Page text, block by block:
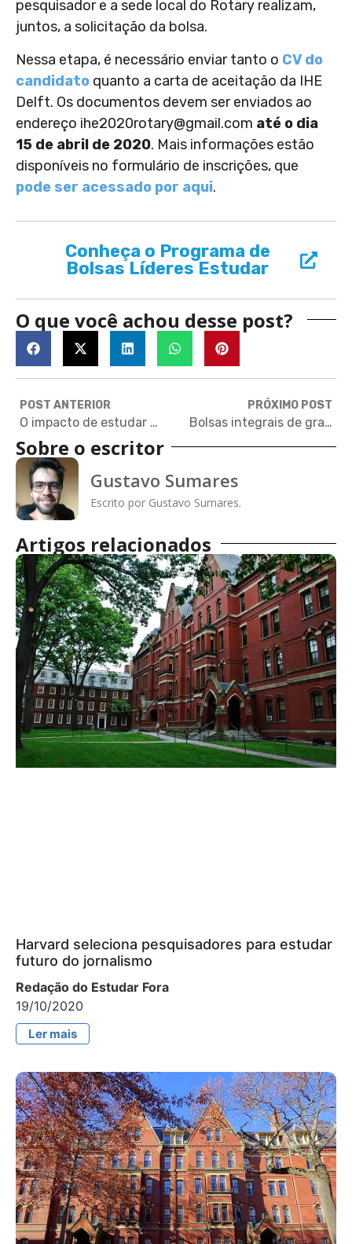
pesquisador e a sede local do Rotary realizam,
juntos, a solicitação da bolsa.
Nessa etapa, é necessário enviar tanto o CV do
candidato quanto a carta de aceitação da IHE
Delft. Os documentos devem ser enviados ao
endereço ihe2020rotary@gmail.com até o dia
15 de abril de 2020. Mais informações estão
disponíveis no formulário de inscrições, que
pode ser acessado por aqui.
Conheça o Programa de
Bolsas Líderes Estudar
O que você achou desse post?
POST ANTERIOR
O impacto de estudar fora para uma carreira internacional
PRÓXIMO POST
Bolsas integrais de graduação e mestrado para a Universidade Nacional de Artes da Coreia do Sul
Sobre o escritor
Gustavo Sumares
Escrito por Gustavo Sumares.
Artigos relacionados
Harvard seleciona pesquisadores para estudar
futuro do jornalismo
Redação do Estudar Fora
19/10/2020
Ler mais